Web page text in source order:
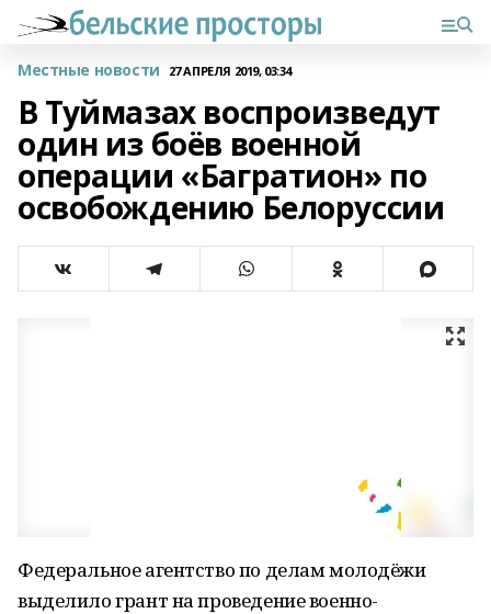
Местные новости 27 АПРЕЛЯ 2019, 03:34
В Туймазах воспроизведут
один из боёв военной
операции «Багратион» по
освобождению Белоруссии
Федеральное агентство по делам молодёжи
выделило грант на проведение военно-